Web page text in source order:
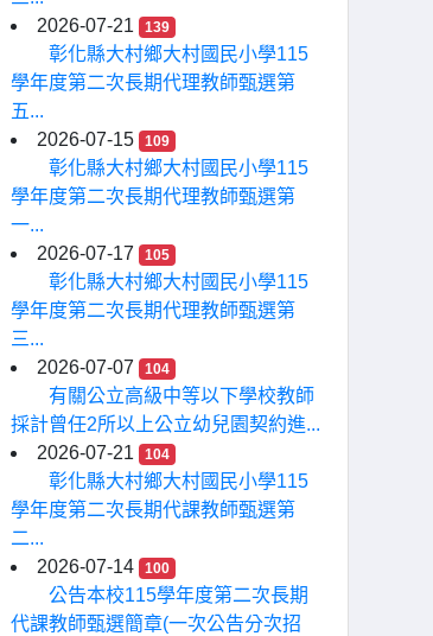
2026-07-21
139
彰化縣大村鄉大村國民小學115
學年度第二次長期代理教師甄選第
五...
2026-07-15
109
彰化縣大村鄉大村國民小學115
學年度第二次長期代理教師甄選第
一...
2026-07-17
105
彰化縣大村鄉大村國民小學115
學年度第二次長期代理教師甄選第
三...
2026-07-07
104
有關公立高級中等以下學校教師
採計曾任2所以上公立幼兒園契約進...
2026-07-21
104
彰化縣大村鄉大村國民小學115
學年度第二次長期代課教師甄選第
二...
2026-07-14
100
公告本校115學年度第二次長期
代課教師甄選簡章(一次公告分次招